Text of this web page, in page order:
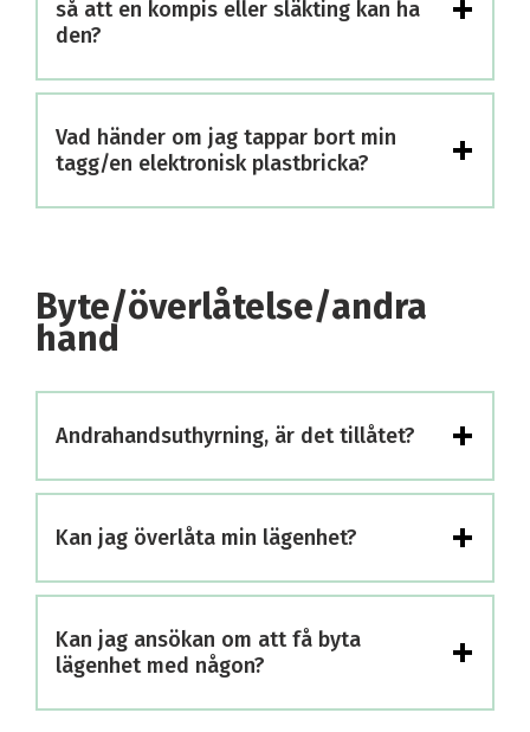
så att en kompis eller släkting kan ha
den?
Vad händer om jag tappar bort min
tagg/en elektronisk plastbricka?
+
Byte/överlåtelse/andra
hand
Andrahandsuthyrning, är det tillåtet? +
Kan jag överlåta min lägenhet? +
Kan jag ansökan om att få byta
lägenhet med någon?
+